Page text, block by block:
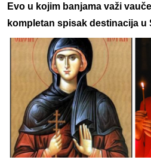
Evo u kojim banjama važi
kompletan spisak destinacija u